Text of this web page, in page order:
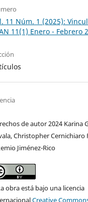
11 Núm. 1 (2025):
11(1) Enero - Febrero
de autor 2024 Karina
Christopher Cernichiaro
Jiménez-Rico
obra está bajo una licencia
Creative